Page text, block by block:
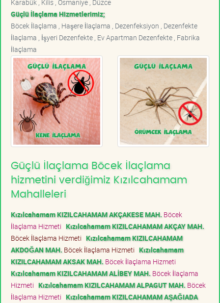
Karabük , Kilis , Osmaniye , Düzce
Güçlü İlaçlama Hizmetlerimiz;
Böcek İlaçlama , Haşere İlaçlama , Dezenfeksiyon , Dezenfekte
İlaçlama , İşyeri Dezenfekte , Ev Apartman Dezenfekte , Fabrika
İlaçlama
Güçlü İlaçlama Böcek İlaçlama
hizmetini verdiğimiz Kızılcahamam
Mahalleleri
Kızılcahamam KIZILCAHAMAM AKÇAKESE MAH. Böcek
İlaçlama Hizmeti Kızılcahamam KIZILCAHAMAM AKÇAY MAH.
Böcek İlaçlama Hizmeti Kızılcahamam KIZILCAHAMAM
AKDOĞAN MAH. Böcek İlaçlama Hizmeti Kızılcahamam
KIZILCAHAMAM AKSAK MAH. Böcek İlaçlama Hizmeti
Kızılcahamam KIZILCAHAMAM ALİBEY MAH. Böcek İlaçlama
Hizmeti Kızılcahamam KIZILCAHAMAM ALPAGUT MAH. Böcek
İlaçlama Hizmeti Kızılcahamam KIZILCAHAMAM AŞAĞIADA